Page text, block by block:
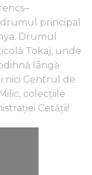
principal
Drumul
Tokaj, unde
lângă
nici Centrul de
colecțiile
Cetății!